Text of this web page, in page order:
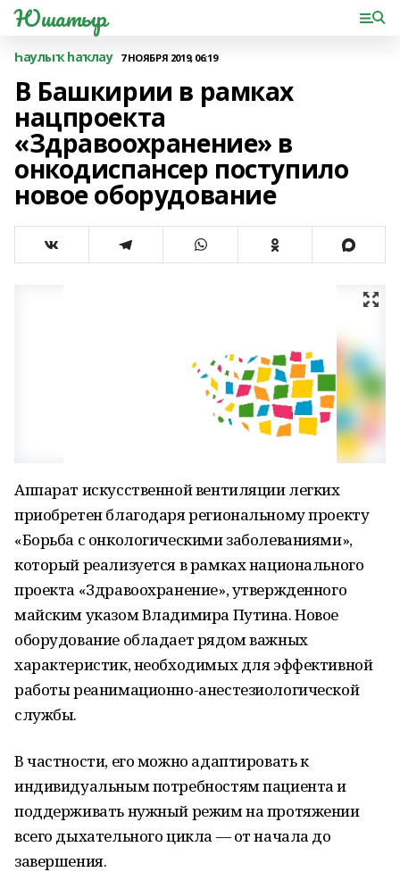
Юшатыр
Һаулыҡ һаҡлау 7 НОЯБРЯ 2019, 06:19
В Башкирии в рамках
нацпроекта
«Здравоохранение» в
онкодиспансер поступило
новое оборудование
Аппарат искусственной вентиляции легких
приобретен благодаря региональному проекту
«Борьба с онкологическими заболеваниями»,
который реализуется в рамках национального
проекта «Здравоохранение», утвержденного
майским указом Владимира Путина. Новое
оборудование обладает рядом важных
характеристик, необходимых для эффективной
работы реанимационно-анестезиологической
службы.
В частности, его можно адаптировать к
индивидуальным потребностям пациента и
поддерживать нужный режим на протяжении
всего дыхательного цикла — от начала до
завершения.